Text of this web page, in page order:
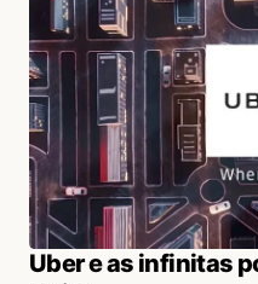
Uber e as infinitas